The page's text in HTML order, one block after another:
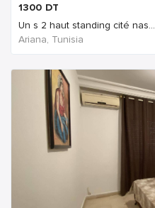
1300 DT
Un s 2 haut standing cité nas...
Ariana, Tunisia